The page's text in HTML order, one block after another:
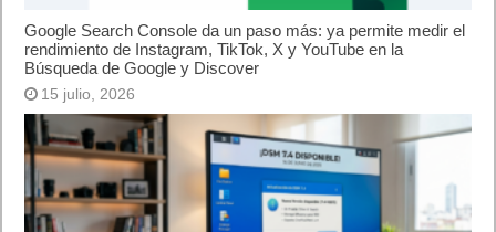
Google Search Console da un paso más: ya permite medir el
rendimiento de Instagram, TikTok, X y YouTube en la
Búsqueda de Google y Discover
15 julio, 2026